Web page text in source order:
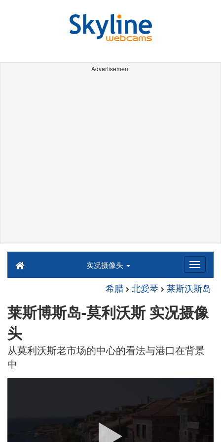
Advertisement
实况摄像头
希腊 北愛琴 莱斯沃斯岛
莱斯博斯岛-莫利沃斯 实况摄像
头
从莫利沃斯老市场的中心的看法与港口在背景
中